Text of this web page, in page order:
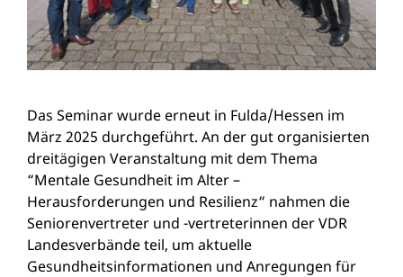
Das Seminar wurde erneut in Fulda/Hessen im
März 2025 durchgeführt. An der gut organisierten
dreitägigen Veranstaltung mit dem Thema
“Mentale Gesundheit im Alter –
Herausforderungen und Resilienz“ nahmen die
Seniorenvertreter und -vertreterinnen der VDR
Landesverbände teil, um aktuelle
Gesundheitsinformationen und Anregungen für